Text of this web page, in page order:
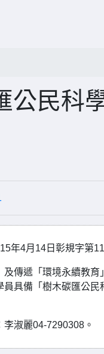
公民科
年4月14日彰規字第
傳遞「環境永續教
具備「樹木碳匯公
淑麗04-7290308。